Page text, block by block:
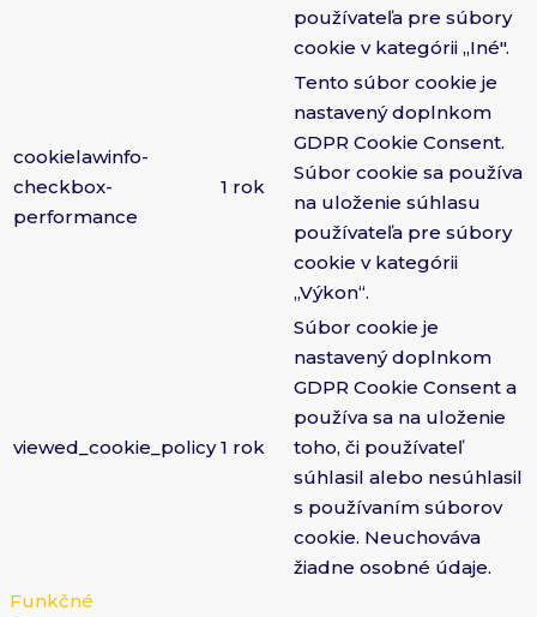
používateľa pre súbory
cookie v kategórii „Iné".
cookielawinfo-
checkbox-
performance
1 rok
Tento súbor cookie je
nastavený doplnkom
GDPR Cookie Consent.
Súbor cookie sa používa
na uloženie súhlasu
používateľa pre súbory
cookie v kategórii
„Výkon“.
viewed_cookie_policy 1 rok
Súbor cookie je
nastavený doplnkom
GDPR Cookie Consent a
používa sa na uloženie
toho, či používateľ
súhlasil alebo nesúhlasil
s používaním súborov
cookie. Neuchováva
žiadne osobné údaje.
Funkčné